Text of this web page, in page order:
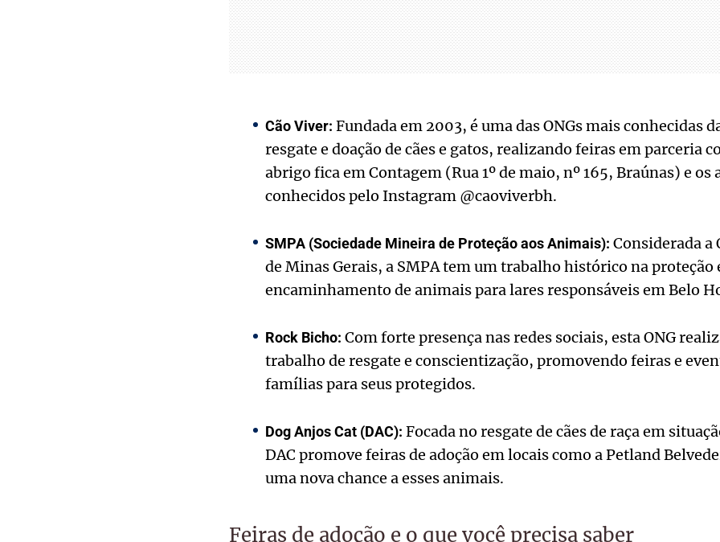
Cão Viver: Fundada em 2003, é uma das ONGs mais conhecidas
resgate e doação de cães e gatos, realizando feiras em parceria
abrigo fica em Contagem (Rua 1º de maio, nº 165, Braúnas) e
conhecidos pelo Instagram @caoviverbh.
SMPA (Sociedade Mineira de Proteção aos Animais): Considerada a
de Minas Gerais, a SMPA tem um trabalho histórico na proteção
encaminhamento de animais para lares responsáveis em Belo
Rock Bicho: Com forte presença nas redes sociais, esta ONG
trabalho de resgate e conscientização, promovendo feiras e
famílias para seus protegidos.
Dog Anjos Cat (DAC): Focada no resgate de cães de raça em
DAC promove feiras de adoção em locais como a Petland
uma nova chance a esses animais.
Feiras de adoção e o que você precisa saber